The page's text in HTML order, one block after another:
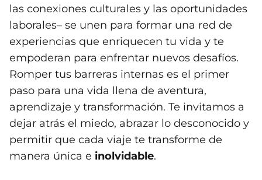
las conexiones culturales y las oportunidades
laborales– se unen para formar una red de
experiencias que enriquecen tu vida y te
empoderan para enfrentar nuevos desafíos.
Romper tus barreras internas es el primer
paso para una vida llena de aventura,
aprendizaje y transformación. Te invitamos a
dejar atrás el miedo, abrazar lo desconocido y
permitir que cada viaje te transforme de
manera única e inolvidable.